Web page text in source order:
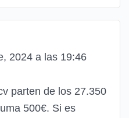
2024 a las 19:46
parten de los 27.350
500€. Si es